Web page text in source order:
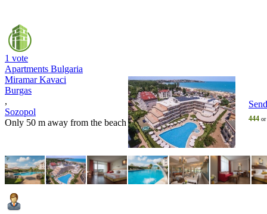
1 vote
Apartments Bulgaria
Miramar Kavaci
Burgas
,
Sozopol
Only 50 m away from the beach
444 or